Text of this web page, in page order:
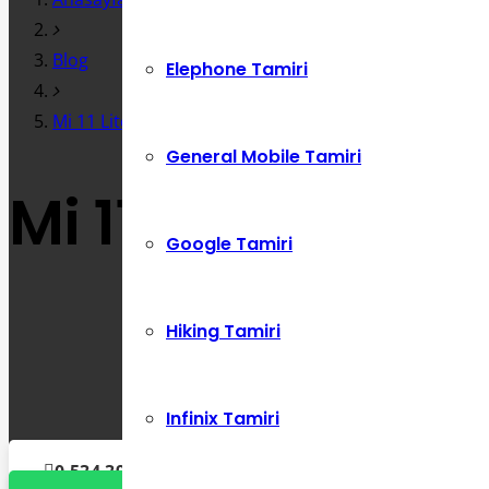
Elephone Tamiri
General Mobile Tamiri
Google Tamiri
Hiking Tamiri
Infinix Tamiri
Blog
Mi 11 Lite Parmak İzi Çalışmıyor
Mi 11 Lite
0 534 392 72 86